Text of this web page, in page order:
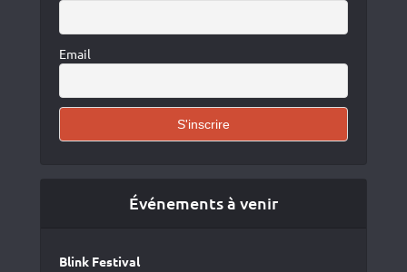
Email
Événements à venir
Blink Festival